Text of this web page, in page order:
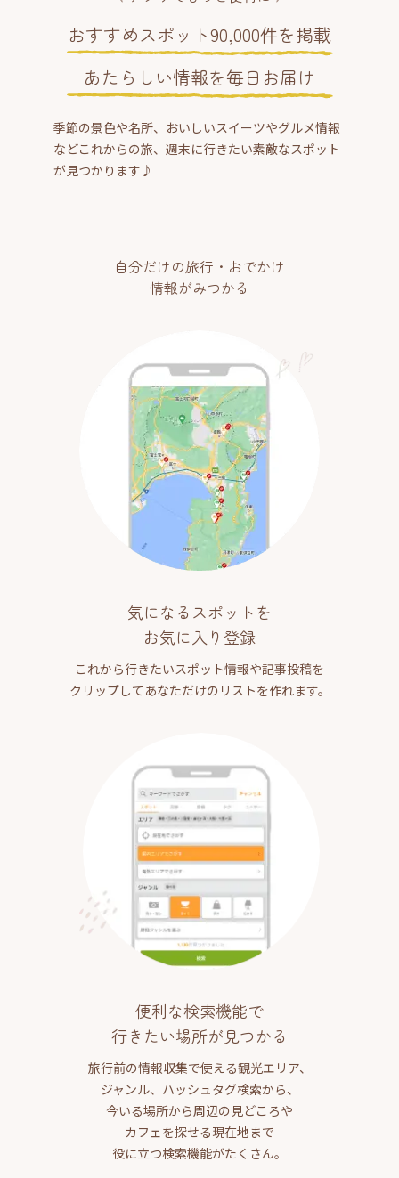
おすすめスポット90,000件を掲載
あたらしい情報を毎日お届け
季節の景色や名所、おいしいスイーツやグルメ情報
などこれからの旅、週末に行きたい素敵なスポット
が見つかります♪
自分だけの旅行・おでかけ
情報がみつかる
気になるスポットを
お気に入り登録
これから行きたいスポット情報や記事投稿を
クリップしてあなただけのリストを作れます。
便利な検索機能で
行きたい場所が見つかる
旅行前の情報収集で使える観光エリア、
ジャンル、ハッシュタグ検索から、
今いる場所から周辺の見どころや
カフェを探せる現在地まで
役に立つ検索機能がたくさん。